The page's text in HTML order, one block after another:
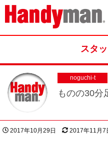
お風呂やキッチンのリフォーム
スタ
noguchi-t
ものの30分
投稿日
2017年10月29日 更新日
2017年11月7